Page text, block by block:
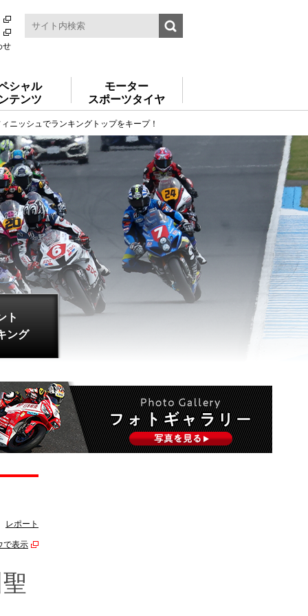
せ
シャル
テンツ
モーター
スポーツタイヤ
ニッシュでランキングトップをキープ！
ト
ング
レポート
で表示